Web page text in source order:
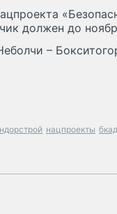
должен до
–
нацпроекты бкад